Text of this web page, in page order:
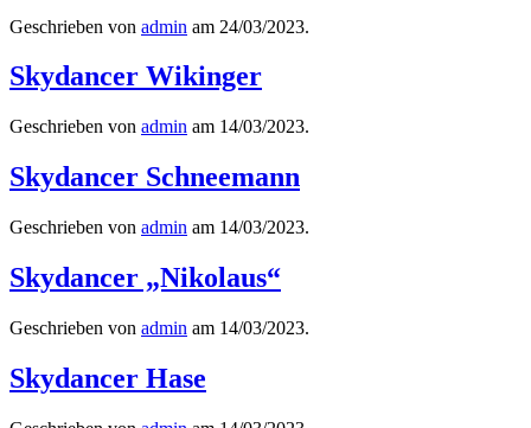
Geschrieben von admin am 24/03/2023.
Skydancer Wikinger
Geschrieben von admin am 14/03/2023.
Skydancer Schneemann
Geschrieben von admin am 14/03/2023.
Skydancer „Nikolaus“
Geschrieben von admin am 14/03/2023.
Skydancer Hase